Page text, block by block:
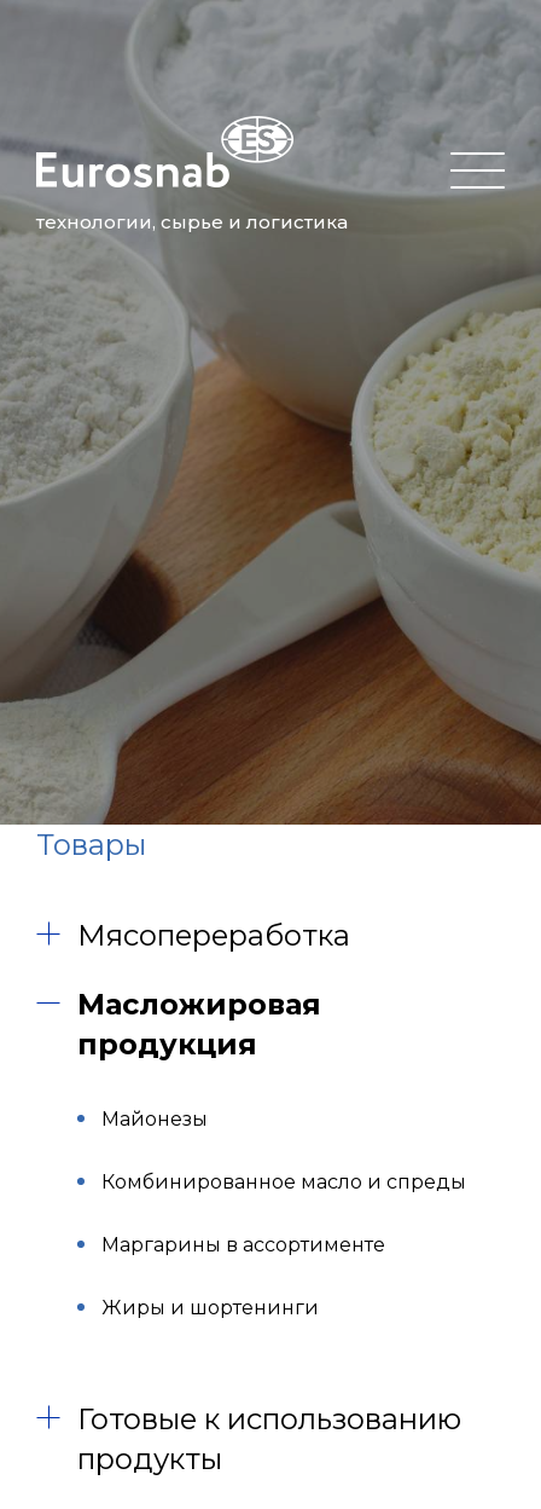
технологии, сырье и логистика
Товары
Мясопереработка
Масложировая
продукция
Майонезы
Комбинированное масло и спреды
Маргарины в ассортименте
Жиры и шортенинги
Готовые к использованию
продукты